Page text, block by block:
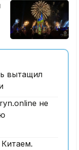
вытащил
не
Китаем.